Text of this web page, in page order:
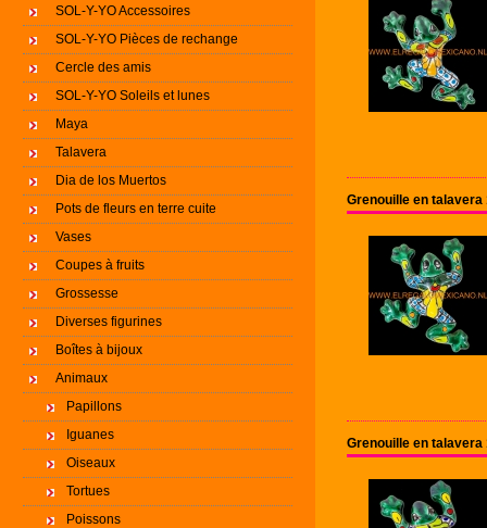
SOL-Y-YO Accessoires
SOL-Y-YO Pièces de rechange
Cercle des amis
SOL-Y-YO Soleils et lunes
Maya
Talavera
Dia de los Muertos
Pots de fleurs en terre cuite
Vases
Coupes à fruits
Grossesse
Diverses figurines
Boîtes à bijoux
Animaux
Papillons
Iguanes
Oiseaux
Tortues
Poissons
Grenouille en talavera
Grenouille en talavera